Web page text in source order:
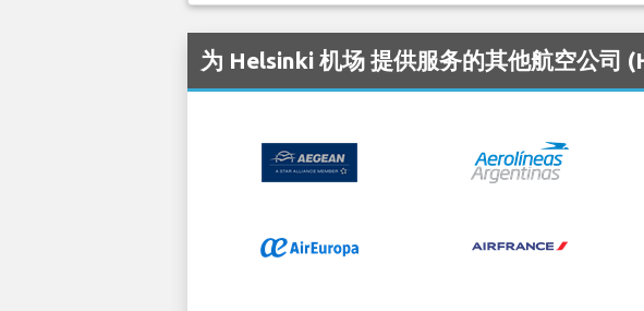
为 Helsinki 机场 提供服务的其他航空公司